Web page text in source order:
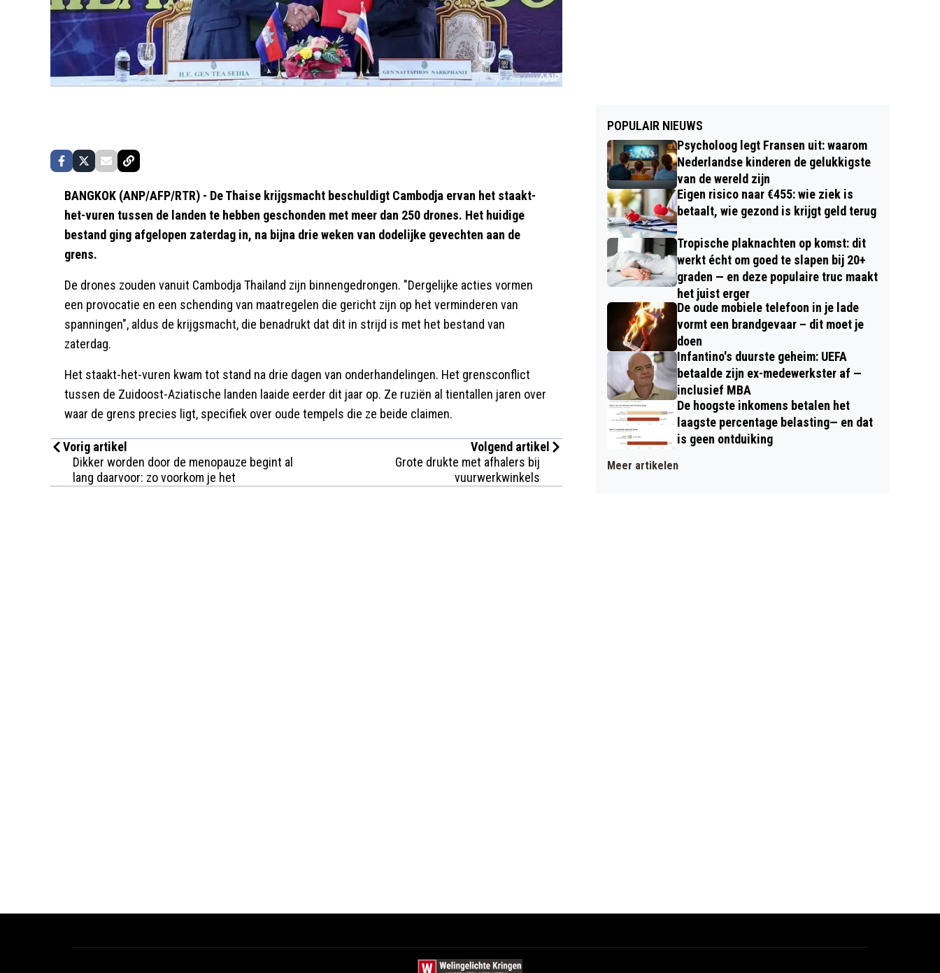
BANGKOK (ANP/AFP/RTR) - De Thaise krijgsmacht beschuldigt Cambodja ervan het staakt-
het-vuren tussen de landen te hebben geschonden met meer dan 250 drones. Het huidige
bestand ging afgelopen zaterdag in, na bijna drie weken van dodelijke gevechten aan de
grens.
De drones zouden vanuit Cambodja Thailand zijn binnengedrongen. "Dergelijke acties vormen
een provocatie en een schending van maatregelen die gericht zijn op het verminderen van
spanningen", aldus de krijgsmacht, die benadrukt dat dit in strijd is met het bestand van
zaterdag.
Het staakt-het-vuren kwam tot stand na drie dagen van onderhandelingen. Het grensconflict
tussen de Zuidoost-Aziatische landen laaide eerder dit jaar op. Ze ruziën al tientallen jaren over
waar de grens precies ligt, specifiek over oude tempels die ze beide claimen.
Vorig artikel
Dikker worden door de menopauze begint al
lang daarvoor: zo voorkom je het
Volgend artikel
Grote drukte met afhalers bij
vuurwerkwinkels
POPULAIR NIEUWS
Psycholoog legt Fransen uit: waarom
Nederlandse kinderen de gelukkigste
van de wereld zijn
Eigen risico naar €455: wie ziek is
betaalt, wie gezond is krijgt geld terug
Tropische plaknachten op komst: dit
werkt écht om goed te slapen bij 20+
graden — en deze populaire truc maakt
het juist erger
De oude mobiele telefoon in je lade
vormt een brandgevaar – dit moet je
doen
Infantino's duurste geheim: UEFA
betaalde zijn ex-medewerkster af —
inclusief MBA
De hoogste inkomens betalen het
laagste percentage belasting— en dat
is geen ontduiking
Meer artikelen